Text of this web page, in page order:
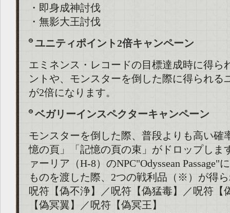
・即身成神討伐
・無影大王討伐
ユニティポイント2倍キャンペーン
エミネンス・レコードの目標達成時に得ら
ントや、モンスターを倒した際に得られる
が2倍になります。
ベガリーインスペクターキャンペーン
モンスターを倒した際、普段よりも高い確
憶の頁」「記憶の頁の束」がドロップしま
ァーリア（H-8）のNPC"Odyssean Passage"
ものを渡した際、2つの戦利品（※）が得
呪符【偽不浄】／呪符【偽猛毒】／呪符【
【偽冥翼】／呪符【偽冥王】